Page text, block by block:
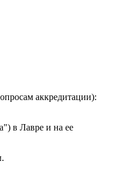
аккредитации):
в Лавре и на ее